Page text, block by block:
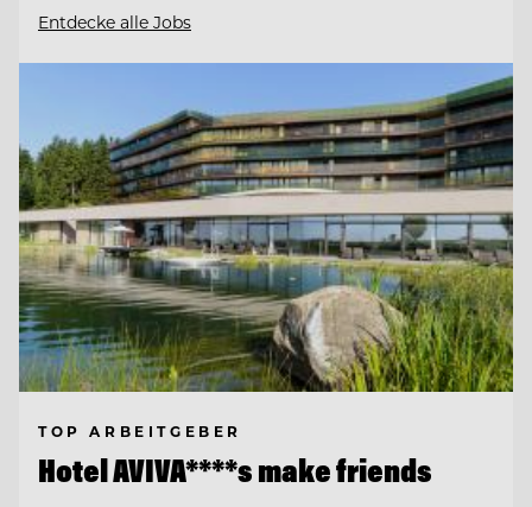
Entdecke alle Jobs
TOP ARBEITGEBER
Hotel AVIVA****s make friends